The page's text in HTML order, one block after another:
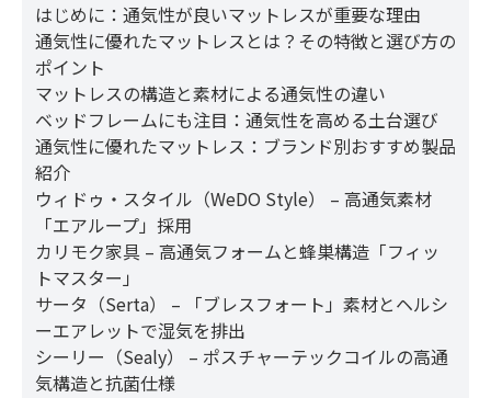
はじめに：通気性が良いマットレスが重要な理由
通気性に優れたマットレスとは？その特徴と選び方の
ポイント
マットレスの構造と素材による通気性の違い
ベッドフレームにも注目：通気性を高める土台選び
通気性に優れたマットレス：ブランド別おすすめ製品
紹介
ウィドゥ・スタイル（WeDO Style） – 高通気素材
「エアループ」採用
カリモク家具 – 高通気フォームと蜂巣構造「フィッ
トマスター」
サータ（Serta） – 「ブレスフォート」素材とヘルシ
ーエアレットで湿気を排出
シーリー（Sealy） – ポスチャーテックコイルの高通
気構造と抗菌仕様